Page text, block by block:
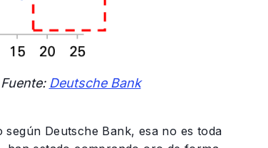
Deutsche Bank
según Deutsche Bank, esa no es toda